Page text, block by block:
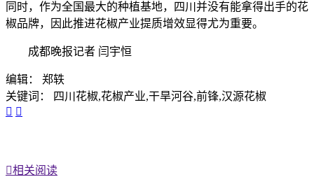
同时，作为全国最大的种植基地，四川并没有能拿得出手的花
椒品牌，因此推进花椒产业提质增效显得尤为重要。
成都晚报记者 闫宇恒
编辑： 郑轶
关键词： 四川花椒,花椒产业,干旱河谷,前锋,汉源花椒
 
相关阅读